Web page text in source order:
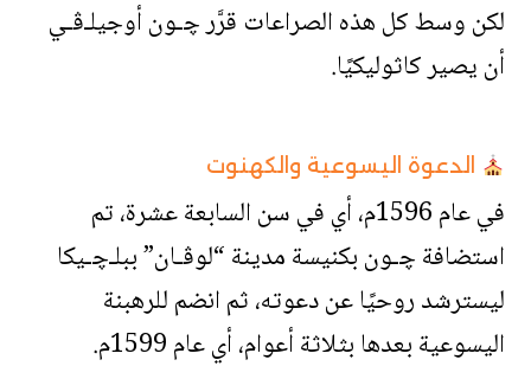
لكن وسط كل هذه الصراعات قرَّر ﭼـون أوجيلـﭬـي
أن يصير كاثوليكيًا.
الدعوة اليسوعية والكهنوت
في عام 1596م، أي في سن السابعة عشرة، تم
استضافة ﭼـون بكنيسة مدينة “لوﭬـان” ببلـﭼـيكا
ليسترشد روحيًا عن دعوته، ثم انضم للرهبنة
اليسوعية بعدها بثلاثة أعوام، أي عام 1599م.